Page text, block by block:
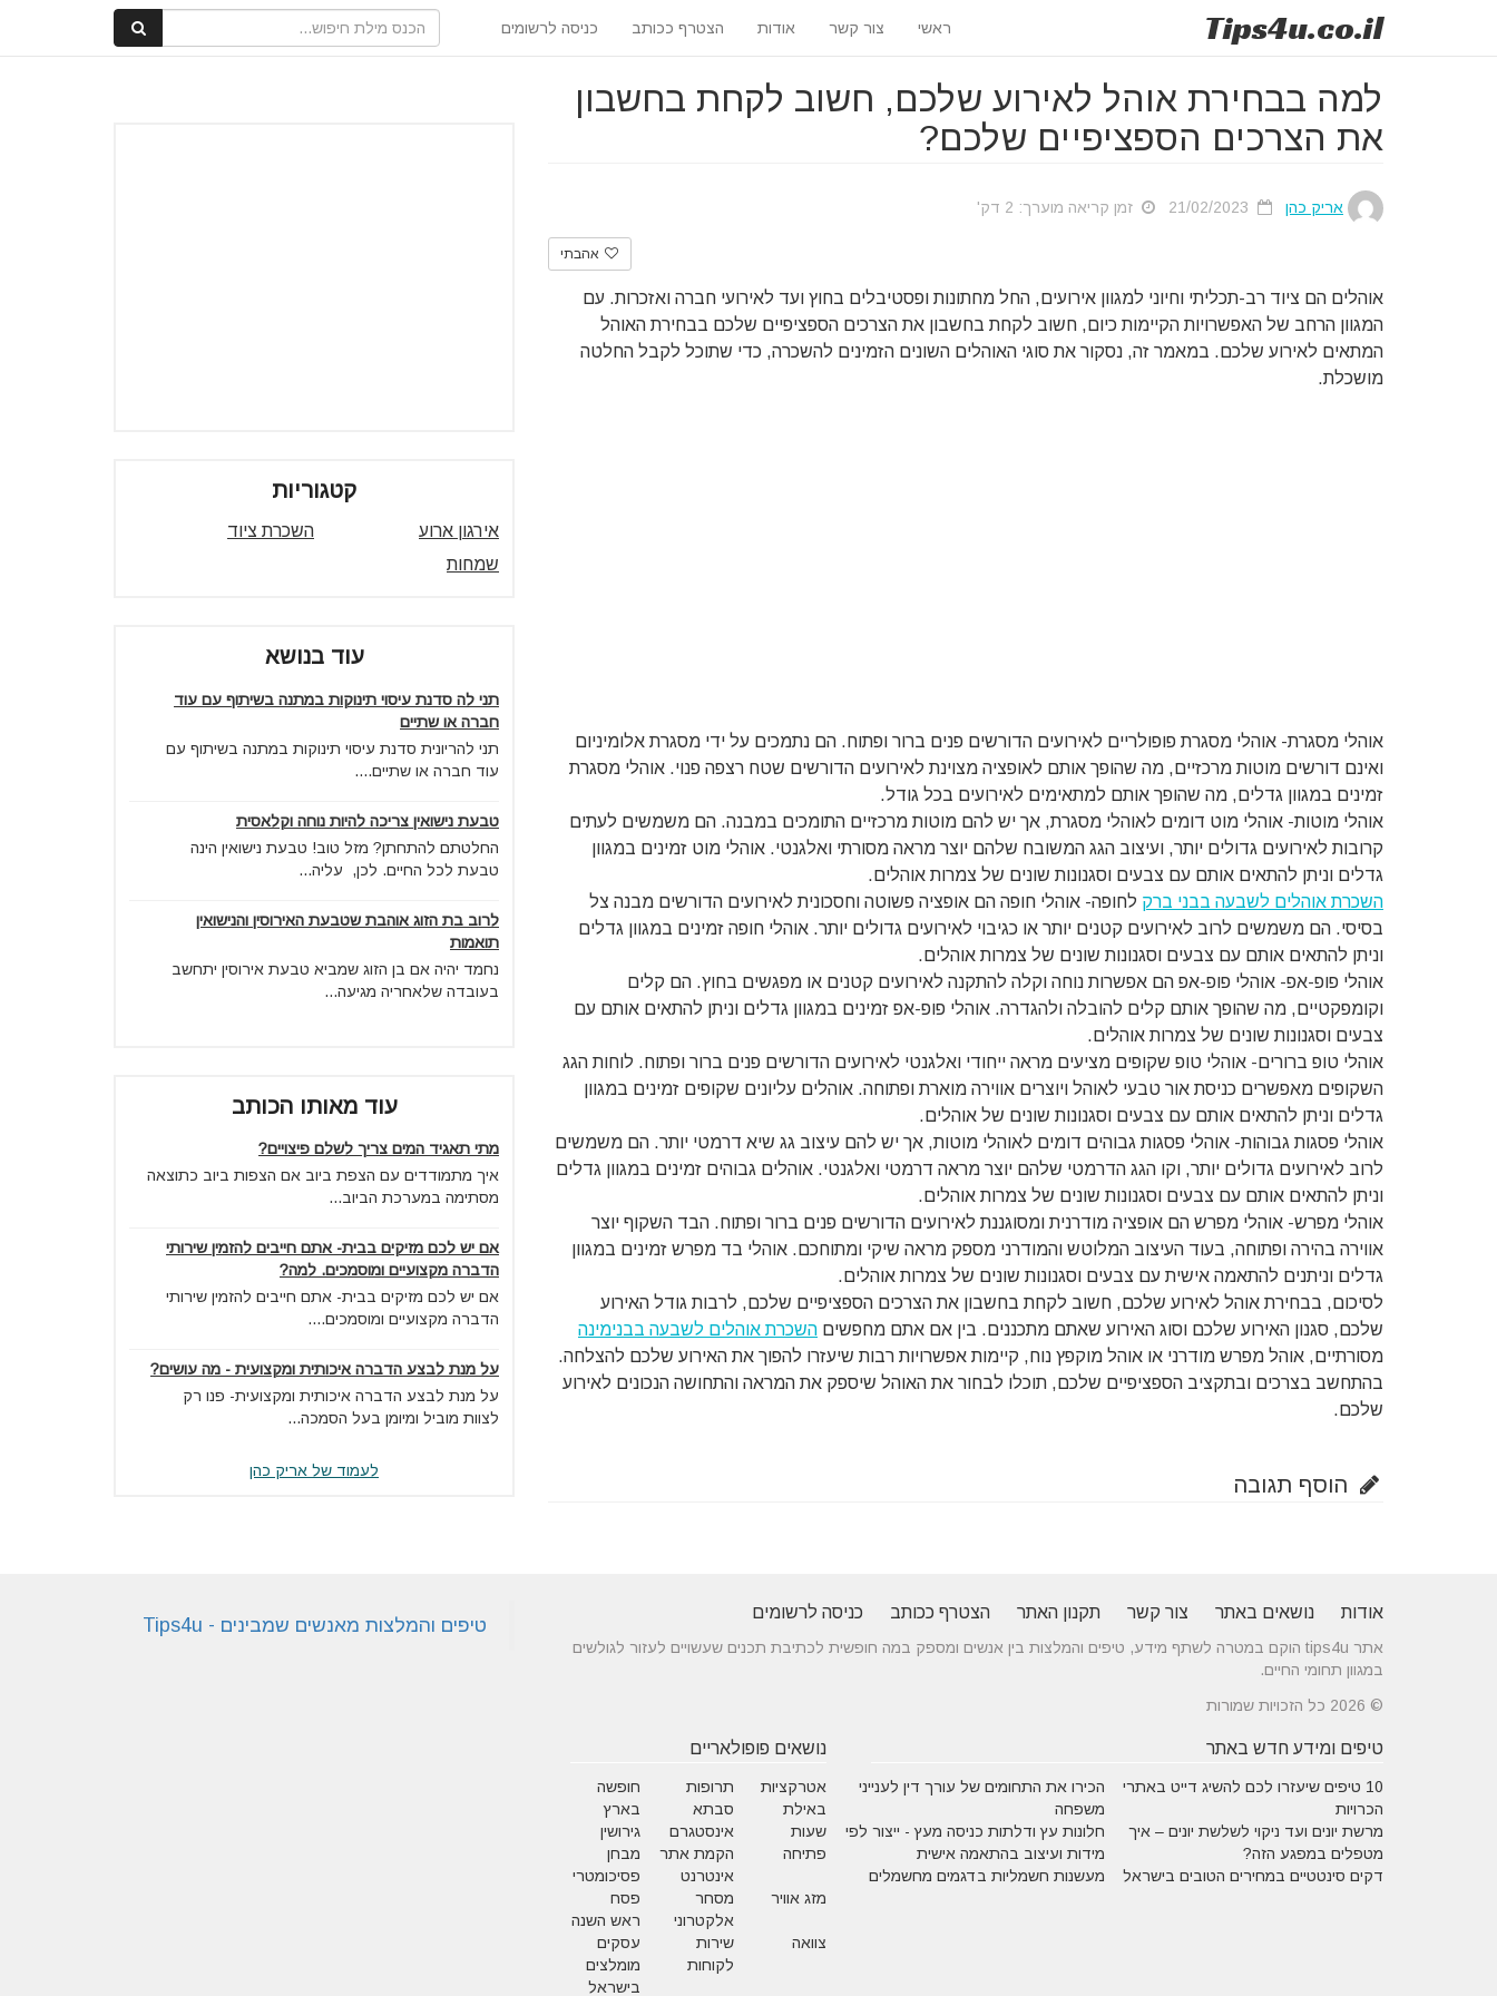
Tips4u.co.il ראשי צור קשר אודות הצטרף ככותב כניסה לרשומים
למה בבחירת אוהל לאירוע שלכם, חשוב לקחת בחשבון
את הצרכים הספציפיים שלכם?
אריק כהן זמן קריאה מוערך: 2 דק'
אהבתי
אוהלים הם ציוד רב-תכליתי וחיוני למגוון אירועים, החל מחתונות ופסטיבלים בחוץ ועד לאירועי חברה ואזכרות. עם
המגוון הרחב של האפשרויות הקיימות כיום, חשוב לקחת בחשבון את הצרכים הספציפיים שלכם בבחירת האוהל
המתאים לאירוע שלכם. במאמר זה, נסקור את סוגי האוהלים השונים הזמינים להשכרה, כדי שתוכל לקבל החלטה
מושכלת.
אוהלי מסגרת- אוהלי מסגרת פופולריים לאירועים הדורשים פנים ברור ופתוח. הם נתמכים על ידי מסגרת אלומיניום
ואינם דורשים מוטות מרכזיים, מה שהופך אותם לאופציה מצוינת לאירועים הדורשים שטח רצפה פנוי. אוהלי מסגרת
זמינים במגוון גדלים, מה שהופך אותם למתאימים לאירועים בכל גודל.
אוהלי מוטות- אוהלי מוט דומים לאוהלי מסגרת, אך יש להם מוטות מרכזיים התומכים במבנה. הם משמשים לעתים
קרובות לאירועים גדולים יותר, ועיצוב הגג המשובח שלהם יוצר מראה מסורתי ואלגנטי. אוהלי מוט זמינים במגוון
גדלים וניתן להתאים אותם עם צבעים וסגנונות שונים של צמרות אוהלים.
השכרת אוהלים לשבעה בבני ברק לחופה- אוהלי חופה הם אופציה פשוטה וחסכונית לאירועים הדורשים מבנה צל
בסיסי. הם משמשים לרוב לאירועים קטנים יותר או כגיבוי לאירועים גדולים יותר. אוהלי חופה זמינים במגוון גדלים
וניתן להתאים אותם עם צבעים וסגנונות שונים של צמרות אוהלים.
אוהלי פופ-אפ- אוהלי פופ-אפ הם אפשרות נוחה וקלה להתקנה לאירועים קטנים או מפגשים בחוץ. הם קלים
וקומפקטיים, מה שהופך אותם קלים להובלה ולהגדרה. אוהלי פופ-אפ זמינים במגוון גדלים וניתן להתאים אותם עם
צבעים וסגנונות שונים של צמרות אוהלים.
אוהלי טופ ברורים- אוהלי טופ שקופים מציעים מראה ייחודי ואלגנטי לאירועים הדורשים פנים ברור ופתוח. לוחות הגג
השקופים מאפשרים כניסת אור טבעי לאוהל ויוצרים אווירה מוארת ופתוחה. אוהלים עליונים שקופים זמינים במגוון
גדלים וניתן להתאים אותם עם צבעים וסגנונות שונים של אוהלים.
אוהלי פסגות גבוהות- אוהלי פסגות גבוהים דומים לאוהלי מוטות, אך יש להם עיצוב גג שיא דרמטי יותר. הם משמשים
לרוב לאירועים גדולים יותר, וקו הגג הדרמטי שלהם יוצר מראה דרמטי ואלגנטי. אוהלים גבוהים זמינים במגוון גדלים
וניתן להתאים אותם עם צבעים וסגנונות שונים של צמרות אוהלים.
אוהלי מפרש- אוהלי מפרש הם אופציה מודרנית ומסוגננת לאירועים הדורשים פנים ברור ופתוח. הבד השקוף יוצר
אווירה בהירה ופתוחה, בעוד העיצוב המלוטש והמודרני מספק מראה שיקי ומתוחכם. אוהלי בד מפרש זמינים במגוון
גדלים וניתנים להתאמה אישית עם צבעים וסגנונות שונים של צמרות אוהלים.
לסיכום, בבחירת אוהל לאירוע שלכם, חשוב לקחת בחשבון את הצרכים הספציפיים שלכם, לרבות גודל האירוע
שלכם, סגנון האירוע שלכם וסוג האירוע שאתם מתכננים. בין אם אתם מחפשים השכרת אוהלים לשבעה בבנימינה
מסורתיים, אוהל מפרש מודרני או אוהל מוקפץ נוח, קיימות אפשרויות רבות שיעזרו להפוך את האירוע שלכם להצלחה.
בהתחשב בצרכים ובתקציב הספציפיים שלכם, תוכלו לבחור את האוהל שיספק את המראה והתחושה הנכונים לאירוע
שלכם.
הוסף תגובה
קטגוריות
אירגון ארוע
השכרת ציוד
שמחות
עוד בנושא
תני לה סדנת עיסוי תינוקות במתנה בשיתוף עם עוד
חברה או שתיים
תני להריונית סדנת עיסוי תינוקות במתנה בשיתוף עם
עוד חברה או שתיים....
טבעת נישואין צריכה להיות נוחה וקלאסית
החלטתם להתחתן? מזל טוב! טבעת נישואין הינה
טבעת לכל החיים. לכן, עליה...
לרוב בת הזוג אוהבת שטבעת האירוסין והנישואין
תואמות
נחמד יהיה אם בן הזוג שמביא טבעת אירוסין יתחשב
בעובדה שלאחריה מגיעה...
עוד מאותו הכותב
מתי תאגיד המים צריך לשלם פיצויים?
איך מתמודדים עם הצפת ביוב אם הצפות ביוב כתוצאה
מסתימה במערכת הביוב...
אם יש לכם מזיקים בבית- אתם חייבים להזמין שירותי
הדברה מקצועיים ומוסמכים. למה?
אם יש לכם מזיקים בבית- אתם חייבים להזמין שירותי
הדברה מקצועיים ומוסמכים....
על מנת לבצע הדברה איכותית ומקצועית - מה עושים?
על מנת לבצע הדברה איכותית ומקצועית- פנו רק
לצוות מוביל ומיומן בעל הסמכה...
לעמוד של אריק כהן
אודות נושאים באתר צור קשר תקנון האתר הצטרף ככותב כניסה לרשומים
אתר tips4u הוקם במטרה לשתף מידע, טיפים והמלצות בין אנשים ומספק במה חופשית לכתיבת תכנים שעשויים לעזור לגולשים
במגוון תחומי החיים.
© 2026 כל הזכויות שמורות
טיפים ומידע חדש באתר
10 טיפים שיעזרו לכם להשיג דייט באתרי
הכרויות
הכירו את התחומים של עורך דין לענייני
משפחה
מרשת יונים ועד ניקוי לשלשת יונים – איך
מטפלים במפגע הזה?
חלונות עץ ודלתות כניסה מעץ - ייצור לפי
מידות ועיצוב בהתאמה אישית
דקים סינטטיים במחירים הטובים בישראל
מעשנות חשמליות בדגמים מחשמלים
נושאים פופולאריים
אטרקציות
באילת
תרופות
סבתא
חופשה
בארץ
שעות
פתיחה
אינסטגרם
גירושין
הקמת אתר
אינטרנט
מבחן
פסיכומטרי
מזג אוויר
מסחר
אלקטרוני
פסח
ראש השנה
צוואה
שירות
לקוחות
עסקים
מומלצים
בישראל